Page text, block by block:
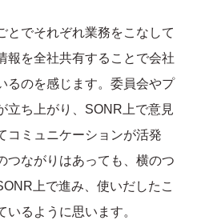
とでそれぞれ業務をこなして
報を全社共有することで会社
るのを感じます。委員会やプ
立ち上がり、SONR上で意見
コミュニケーションが活発
つながりはあっても、横のつ
上で進み、使いだしたこ
るように思います。